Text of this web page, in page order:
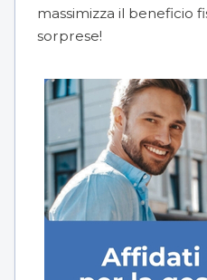
massimizza il beneficio
sorprese!